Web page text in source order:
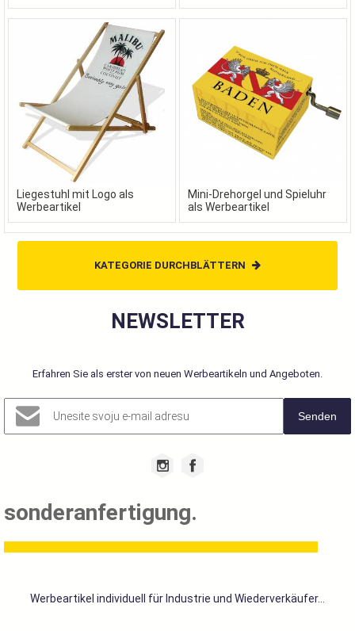
Liegestuhl mit Logo als
Werbeartikel
Mini-Drehorgel und Spieluhr
als Werbeartikel
KATEGORIE DURCHBLÄTTERN
NEWSLETTER
Erfahren Sie als erster von neuen Werbeartikeln und Angeboten.
Senden
sonderanfertigung.
Werbeartikel individuell für Industrie und Wiederverkäufer...